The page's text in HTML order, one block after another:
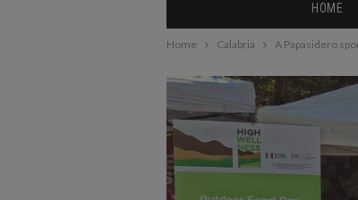
HOME
Home Calabria A Papasidero